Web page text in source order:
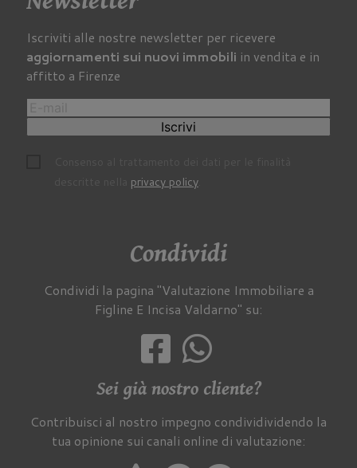
Iscriviti alle nostre newsletter per ricevere
aggiornamenti sui nuovi immobili in vendita e in
affitto a Firenze
Iscrivi
privacy policy.
Condividi
Condividi la pagina "Valutazione Immobiliare a
Figline E Incisa Valdarno" su:
Sei già nostro cliente?
Contribuisci al nostro impegno condividividendo la
tua opinione sui canali online di valutazione: